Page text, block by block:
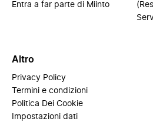
Entra a far parte di Miinto
Altro
Privacy Policy
Termini e condizioni
Politica Dei Cookie
Impostazioni dati